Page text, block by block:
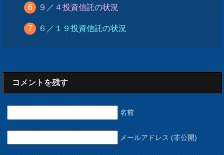
９／４投資信託の状況
６／１９投資信託の状況
コメントを残す
名前
メールアドレス (非公開)